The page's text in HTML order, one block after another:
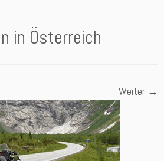
in Österreich
Weiter →